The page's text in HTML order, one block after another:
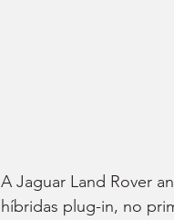
A Jaguar Land Rover
híbridas plug-in, no